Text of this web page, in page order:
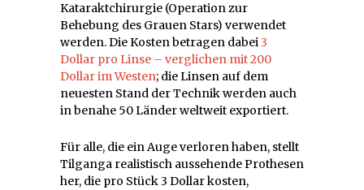
Kataraktchirurgie (Operation zur
Behebung des Grauen Stars) verwendet
werden. Die Kosten betragen dabei3
Dollar pro Linse – verglichen mit 200
Dollar im Westen; die Linsen auf dem
neuesten Stand der Technik werden auch
in benahe 50 Länder weltweit exportiert.
Für alle, die ein Auge verloren haben, stellt
Tilganga realistisch aussehende Prothesen
her, die pro Stück 3 Dollar kosten,